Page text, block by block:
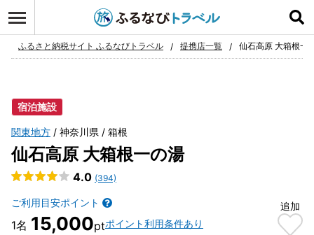
お気に入り
ふるさと納税サイト ふるなびトラベル 提携店一覧 仙石高原 大箱根一
宿泊施設
関東地方 神奈川県 箱根
仙石高原 大箱根一の湯
4.0 (394)
ご利用目安ポイント
15,000 ポイント利用条件あり
追加